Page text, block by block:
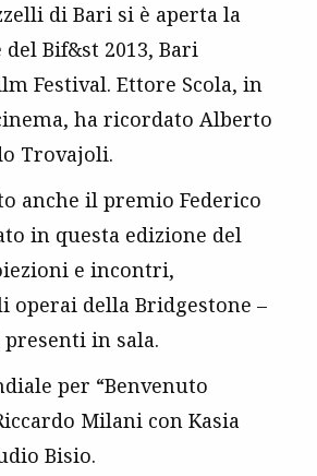
di Bari si è aperta la
Bif&st 2013, Bari
Festival. Ettore Scola, in
ha ricordato Alberto
Trovajoli.
anche il premio Federico
in questa edizione del
e incontri,
operai della Bridgestone –
in sala.
per “Benvenuto
Milani con Kasia
Bisio.